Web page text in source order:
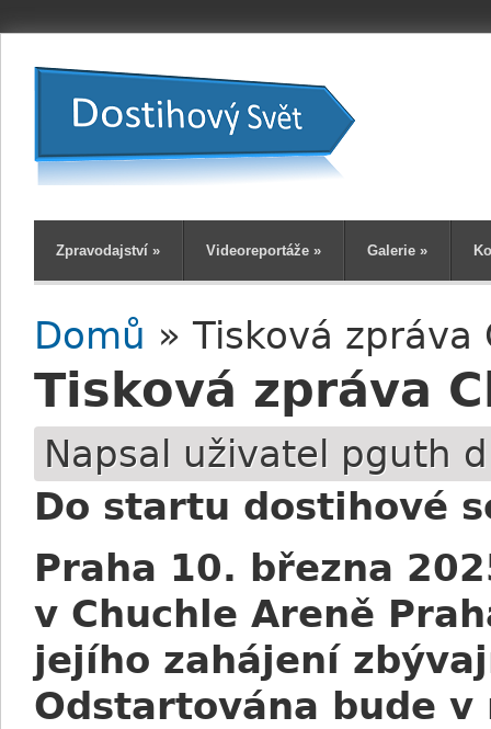
Zpravodajství » Videoreportáže » Galerie »
Jste zde
Domů » Tisková zpráva
Tisková zpráva
Napsal uživatel pguth
Do startu dostihové
Praha 10. března
v Chuchle Areně
jejího zahájení
Odstartována bude